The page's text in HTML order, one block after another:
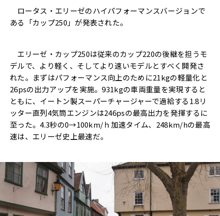
ロータス・エリーゼのハイパフォーマンスバージョンで
ある「カップ250」が発表された。
エリーゼ・カップ250は従来のカップ220の後継を担うモ
デルで、より軽く、そしてより速いモデルとすべく開発さ
れた。まずはパフォーマンス向上のために21kgの軽量化と
26psの出力アップを実施。931kgの車両重量を実現すると
ともに、イートン製スーパーチャージャーで過給する1.8リ
ッター直列4気筒エンジンは246psの最高出力を発揮するに
至った。4.3秒の0→100km/ｈ加速タイム、248km/hの最高
速は、エリーゼ史上最速だ。